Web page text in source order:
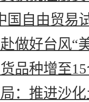
国自由贸易
做好台风“
品种增至
：推进沙